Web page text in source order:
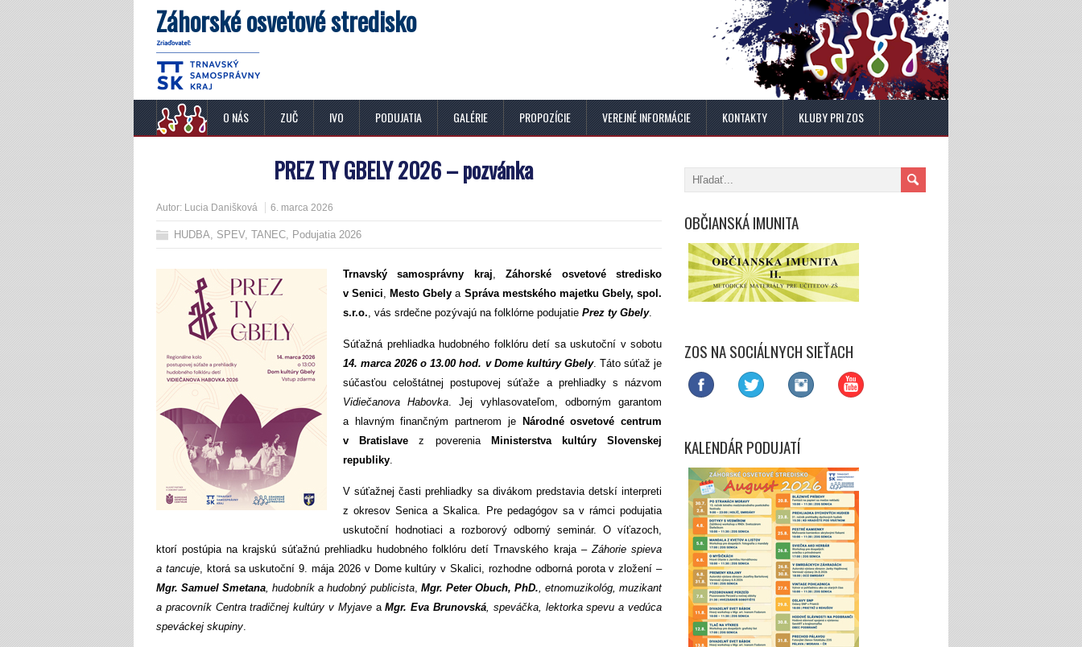
Záhorské osvetové stredisko
O NÁS ZUČ IVO PODUJATIA GALÉRIE PROPOZÍCIE VEREJNÉ INFORMÁCIE KONTAKTY KLUBY PRI ZOS
PREZ TY GBELY 2026 – pozvánka
Autor: Lucia Danišková 6. marca 2026
HUDBA, SPEV, TANEC, Podujatia 2026
Trnavský samosprávny kraj,Záhorské osvetové stredisko
v Senici, Mesto Gbely a Správa mestského majetku Gbely, spol.
s.r.o., vás srdečne pozývajú na folklórne podujatie Prez ty Gbely.
Súťažná prehliadka hudobného folklóru detí sa uskutoční v sobotu
14. marca 2026 o 13.00 hod. v Dome kultúry Gbely. Táto súťaž je
súčasťou celoštátnej postupovej súťaže a prehliadky s názvom
Vidiečanova Habovka. Jej vyhlasovateľom, odborným garantom
a hlavným finančným partnerom je
Národné osvetové centrum
v Bratislave z poverenia
Ministerstva kultúry Slovenskej
republiky.
V súťažnej časti prehliadky sa divákom predstavia detskí interpreti
z okresov Senica a Skalica. Pre pedagógov sa v rámci podujatia
uskutoční hodnotiaci a rozborový odborný seminár. O víťazoch,
ktorí postúpia na krajskú súťažnú prehliadku hudobného folklóru detí Trnavského kraja –Záhorie spieva
a tancuje, ktorá sa uskutoční 9. mája 2026 v Dome kultúry v Skalici, rozhodne odborná porota v zložení –
Mgr. Samuel Smetana, hudobník a hudobný publicista, Mgr. Peter Obuch, PhD., etnomuzikológ, muzikant
a pracovník Centra tradičnej kultúry v MyjaveaMgr. Eva Brunovská, speváčka, lektorka spevu a vedúca
speváckej skupiny.
OBČIANSKÁ IMUNITA
ZOS NA SOCIÁLNYCH SIEŤACH
KALENDÁR PODUJATÍ